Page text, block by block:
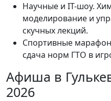
Научные и IT-шоу.
моделирование и
скучных лекций.
Спортивные
сдача норм ГТО в
Афиша в
2026